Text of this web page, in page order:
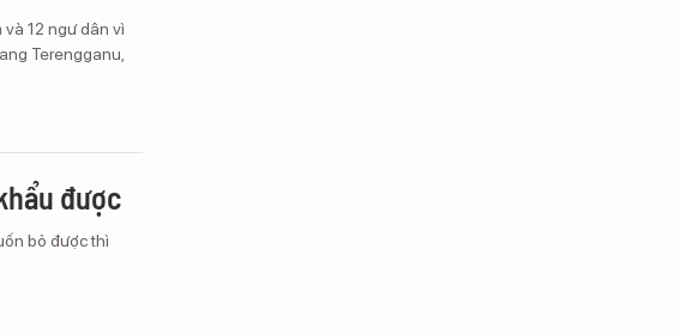
12 ngư dân vì
Terengganu,
được
bỏ được thì